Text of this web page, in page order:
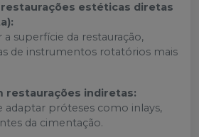
estéticas diretas
superfície da restauração,
de instrumentos rotatórios mais
restaurações indiretas:
adaptar próteses como inlays,
da cimentação.